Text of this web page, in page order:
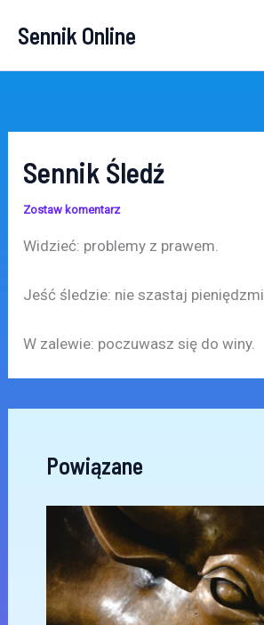
Sennik Online
Sennik Śledź
Zostaw komentarz
Widzieć: problemy z prawem.
Jeść śledzie: nie szastaj pieniędzmi.
W zalewie: poczuwasz się do winy.
Powiązane